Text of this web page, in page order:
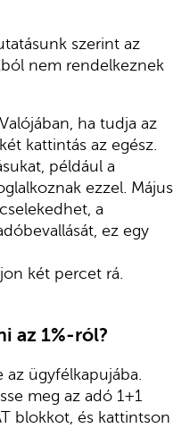
szerint az
nem rendelkeznek
ha tudja az
kattintás az egész.
például a
ezzel. Május
a
ez egy
két percet rá.
az 1%-ról?
az ügyfélkapujába.
meg az adó 1+1
blokkot, és kattintson